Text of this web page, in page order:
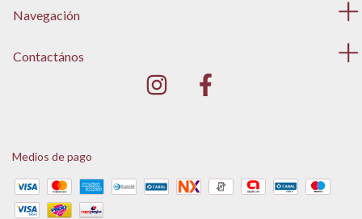
Navegación
Contactános
Medios de pago